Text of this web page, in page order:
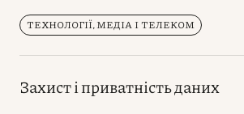
ТЕХНОЛОГІЇ, МЕДІА І ТЕЛЕКОМ
Захист і приватність даних